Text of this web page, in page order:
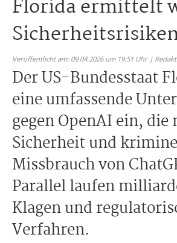
Florida ermittelt
Veröffentlicht am: 09.04.2026 um 19:51 Uhr |
Der US-Bundesstaat
eine umfassende
gegen OpenAI ein, die
Sicherheit und
Missbrauch von
Parallel laufen
Klagen und
Verfahren.